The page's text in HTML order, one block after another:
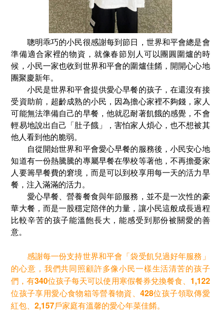
聰明乖巧的小民很感謝每到節日，世界和平會總是會
準備適合家裡的物資，就像春節別人可以團圓圍爐的時
候，小民一家也收到世界和平會的圍爐佳餚，開開心心地
團聚慶新年。
小民是世界和平會提供愛心早餐的孩子，在還沒有接
受資助前，超齡成熟的小民，因為擔心家裡不夠錢，家人
可能無法準備自己的早餐，他就忍耐著飢餓的感覺，不會
輕易地說出自己「肚子餓」，害怕家人煩心，也不想被其
他人看到他的脆弱。
自從開始世界和平會愛心早餐的服務後，小民安心地
知道有一份熱騰騰的專屬早餐在學校等著他，不再擔憂家
人要籌早餐費的窘境，而是可以到校享用每一天的活力早
餐，注入滿滿的活力。
愛心早餐、營養餐食與年節服務，並不是一次性的豪
華大餐，而是一股穩定陪伴的力量，讓小民這般成長過程
比較辛苦的孩子能溫飽長大，能感受到那份被關愛的善
意。
感謝每一份支持世界和平會「袋受飢兒過好年服務」
的心意，我們共同照顧許多像小民一樣生活清苦的孩子
們，有340位孩子每天可以使用寒假餐券兌換餐食、1,122
位孩子享用愛心食物箱等營養物資、428位孩子領取傳愛
紅包、2,157戶家庭有溫馨的愛心年菜佳餚。